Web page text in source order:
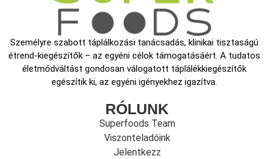
Személyre szabott táplálkozási tanácsadás, klinikai tisztaságú
étrend-kiegészítők – az egyéni célok támogatásáért. A tudatos
életmódváltást gondosan válogatott táplálékkiegészítők
egészítik ki, az egyéni igényekhez igazítva.
RÓLUNK
Superfoods Team
Viszonteladóink
Jelentkezz